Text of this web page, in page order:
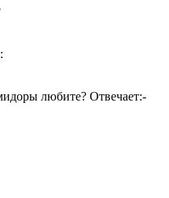
любите? Отвечает:-